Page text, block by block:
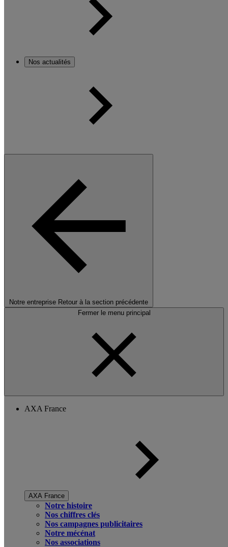
Nos actualités
Notre entreprise Retour à la section précédente
Fermer le menu principal
AXA France
AXA France
Notre histoire
Nos chiffres clés
Nos campagnes publicitaires
Notre mécénat
Nos associations